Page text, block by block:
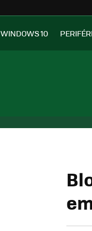
WINDOWS 10